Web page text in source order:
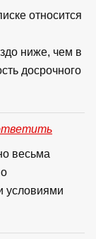
относится
ниже, чем в
досрочного
весьма
условиями